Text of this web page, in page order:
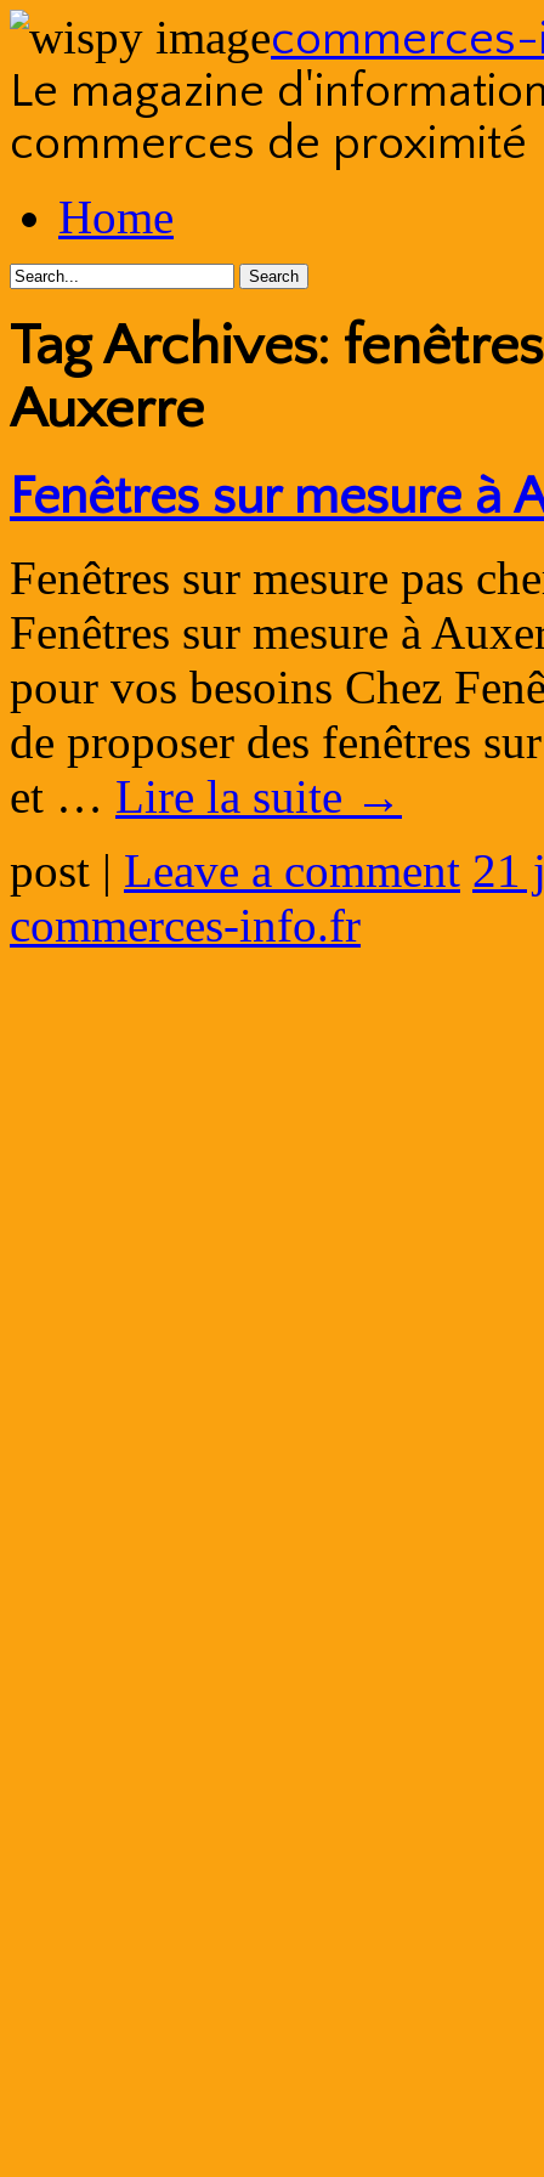
Le magazine
commerces de proximité
to
contentHome
Tag Archives:
Auxerre
Fenêtres sur mesure à
Fenêtres sur mesure pas
Fenêtres sur mesure à
pour vos besoins Chez
de proposer des fenêtres
et … Lire la suite →
post | Leave a comment 21
commerces-info.fr